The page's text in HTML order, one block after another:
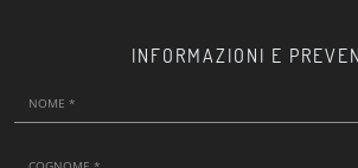
INFORMAZIONI E